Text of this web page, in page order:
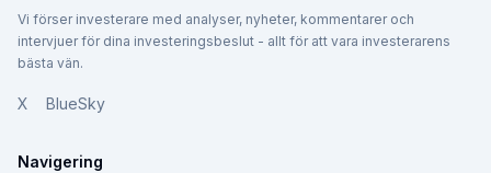
Vi förser investerare med analyser, nyheter, kommentarer och
intervjuer för dina investeringsbeslut - allt för att vara investerarens
bästa vän.
X BlueSky
Navigering